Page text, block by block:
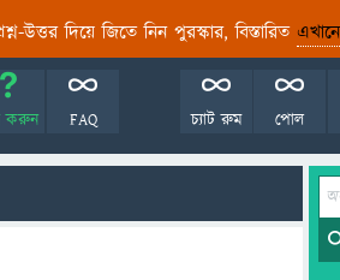
উত্তর দিয়ে জিতে নিন পুরস্কার, বিস্তারিত এখানে
করুন FAQ পোল
চ্যাট রুম